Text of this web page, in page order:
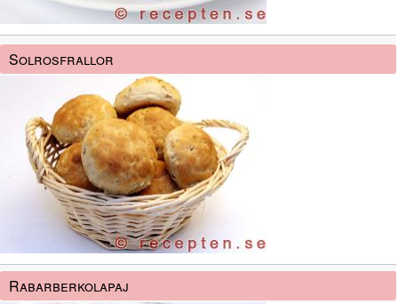
Solrosfrallor
Rabarberkolapaj